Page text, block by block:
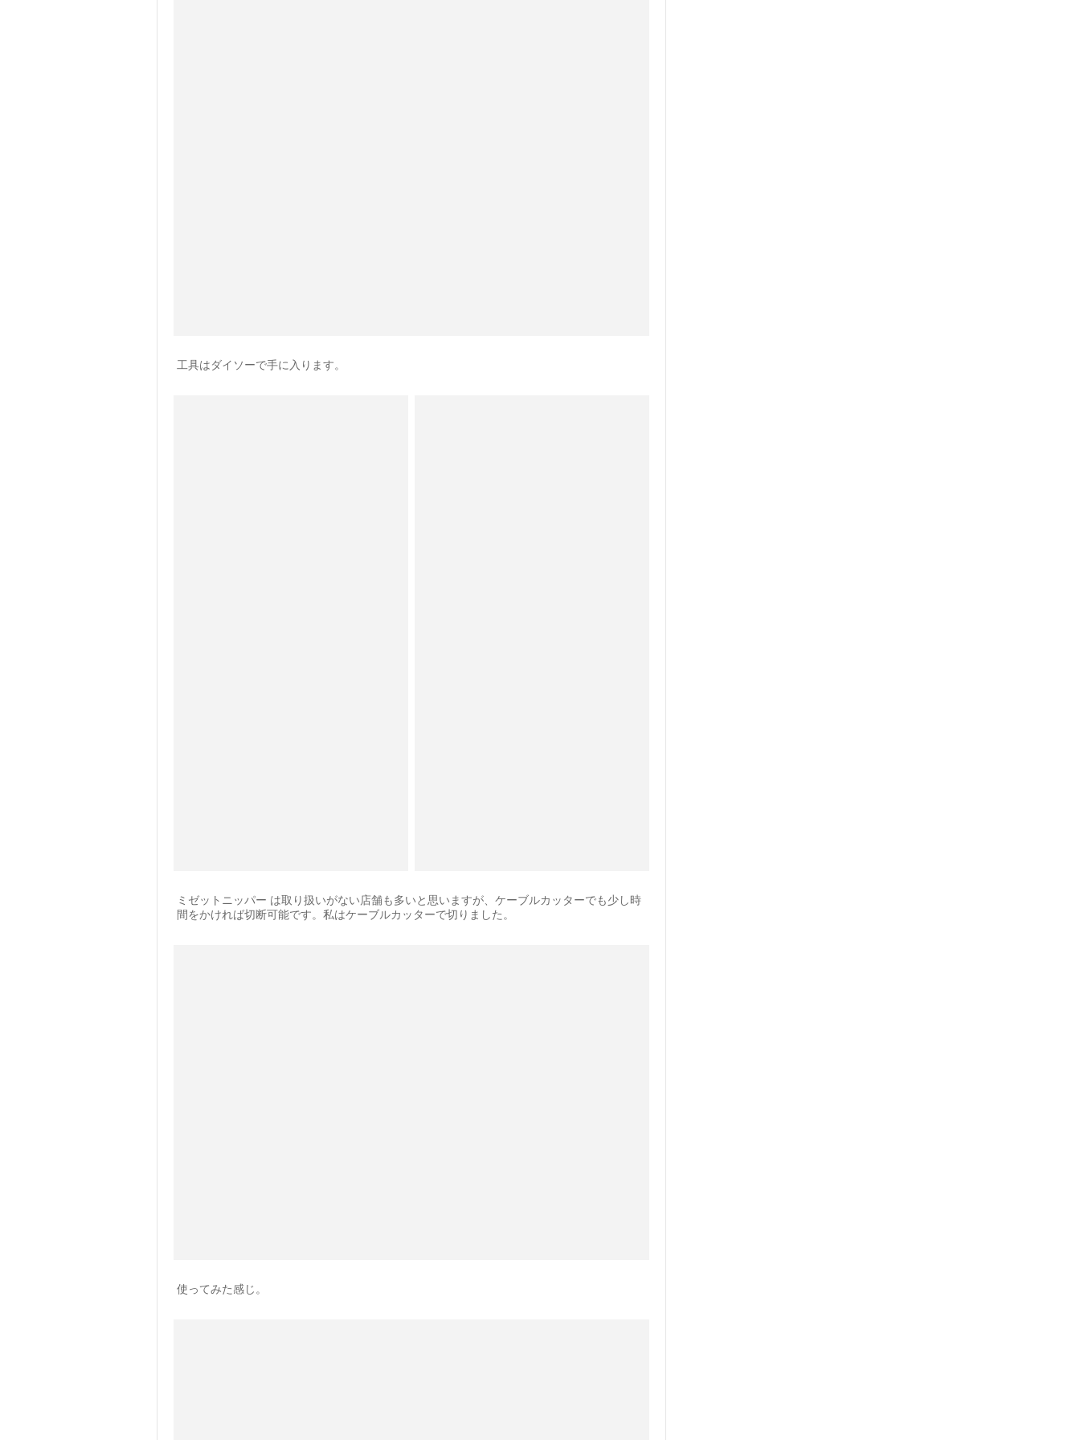
工具はダイソーで手に入ります。
ミゼットニッパー は取り扱いがない店舗も多いと思いますが、ケーブルカッターでも少し時
間をかければ切断可能です。私はケーブルカッターで切りました。
使ってみた感じ。